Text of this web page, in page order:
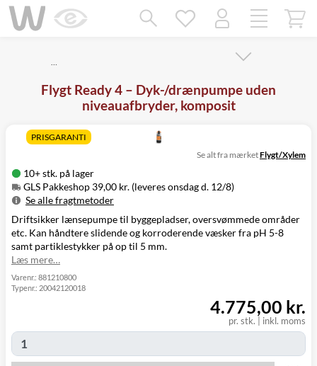
…
Flygt Ready 4 – Dyk-/drænpumpe uden
niveauafbryder, komposit
PRISGARANTI
10+ stk. på lager
GLS Pakkeshop 39,00 kr. (leveres onsdag d. 12/8)
Se alle fragtmetoder
Metode
Pris
Leveres
GLS Pakkeshop
39,00 kr.
Onsdag d. 12/8
GLS
Hjemmelevering
GLS Erhverv
Direkte levering
(9230)
Se alt fra mærketFlygt/Xylem
Driftsikker lænsepumpe til byggepladser, oversvømmede områder
etc. Kan håndtere slidende og korroderende væsker fra pH 5-8
samt partiklestykker på op til 5 mm.
Læs mere…
Varenr.: 881210800
Typenr.: 20042120018
pr. stk. inkl. moms
4.775,00 kr.
Mangler chatten?
Ret samtykke!